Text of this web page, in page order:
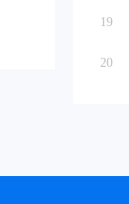
19
20